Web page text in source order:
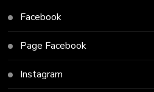
Facebook
Page Facebook
Instagram